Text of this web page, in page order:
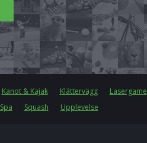
Kanot & Kajak Klättervägg Lasergame
Spa Squash Upplevelse